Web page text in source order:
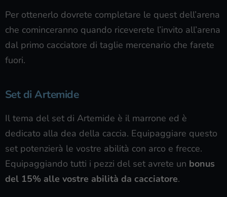
Per ottenerlo dovrete completare le quest dell’arena
che cominceranno quando riceverete l’invito all’arena
dal primo cacciatore di taglie mercenario che farete
fuori.
Set di Artemide
Il tema del set di Artemide è il marrone ed è
dedicato alla dea della caccia. Equipaggiare questo
set potenzierà le vostre abilità con arco e frecce.
Equipaggiando tutti i pezzi del set avrete un bonus
del 15% alle vostre abilità da cacciatore.